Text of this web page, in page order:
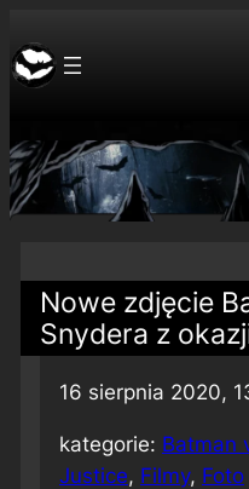
Nowe zdjęcie
Snydera z
16 sierpnia 2020,
kategorie: Batman
Justice, Filmy, Foto